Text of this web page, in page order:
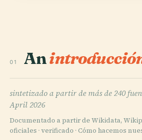
01 An
sintetizado a partir de más de 240
April 2026
Documentado a partir de Wikidata,
oficiales · verificado · Cómo hacemos